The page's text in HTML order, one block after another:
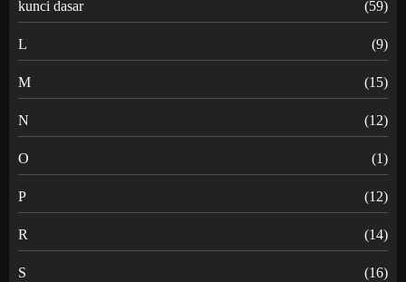
kunci dasar (59)
L (9)
M (15)
N (12)
O (1)
P (12)
R (14)
S (16)